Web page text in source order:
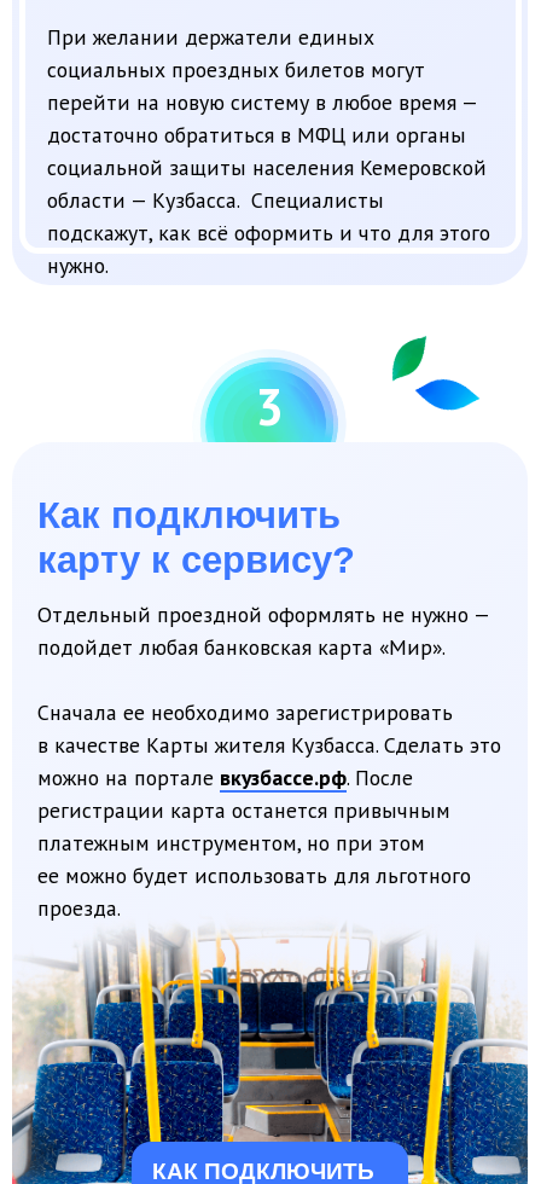
Как подключить
Отдельный проездной оформлять не нужно —
подойдет любая банковская карта «Мир».
Сначала ее необходимо зарегистрировать
можно на порталевкузбассе.рф. После
регистрации карта останется привычным
платежным инструментом, но при этом
ее можно будет использовать для льготного
проезда.
КАК ПОДКЛЮЧИТЬ
3
Зайдите навкузбассе.рф
и авторизуйтесь.
1
Откройте раздел «Онлайн-
сервисы».
2
Выберите сервис «Льготный проезд
в транспорте общего пользования».
3